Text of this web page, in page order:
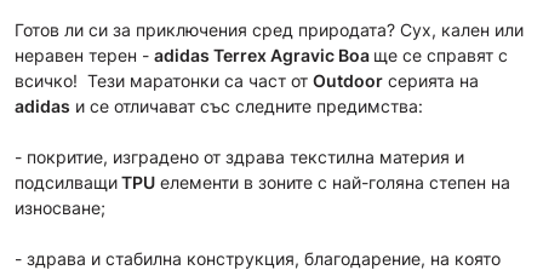
Готов ли си за приключения сред природата? Сух, кален или
неравен терен - adidas Terrex Agravic Boa ще се справят с
всичко! Тези маратонки са част от Outdoor серията на
adidas и се отличават със следните предимства:
- покритие, изградено от здрава текстилна материя и
подсилващиTPU елементи в зоните с най-голяна степен на
износване;
- здрава и стабилна конструкция, благодарение, на която